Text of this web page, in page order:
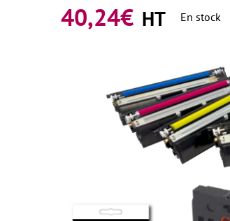
40,24€ HT En stock